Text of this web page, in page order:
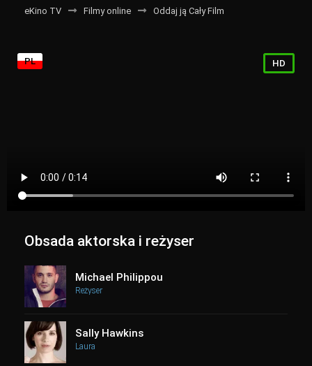
eKino TV Filmy online Oddaj ją Cały Film
PL HD
Obsada aktorska i reżyser
Michael Philippou
Reżyser
Sally Hawkins
Laura